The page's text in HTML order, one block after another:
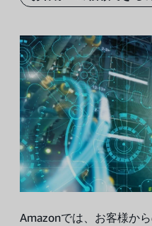
Amazonでは、お客様か